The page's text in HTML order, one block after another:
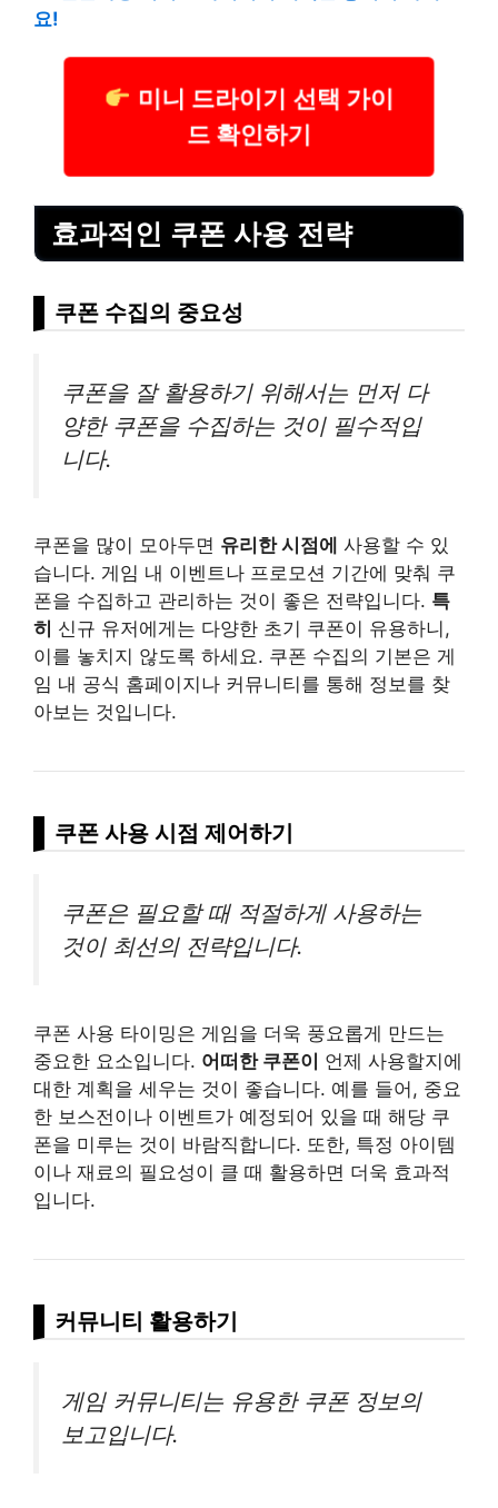
요!
미니 드라이기 선택 가이
드 확인하기
효과적인 쿠폰 사용 전략
쿠폰 수집의 중요성
쿠폰을 잘 활용하기 위해서는 먼저 다
양한 쿠폰을 수집하는 것이 필수적입
니다.
쿠폰을 많이 모아두면 유리한 시점에 사용할 수 있
습니다. 게임 내 이벤트나 프로모션 기간에 맞춰 쿠
폰을 수집하고 관리하는 것이 좋은 전략입니다. 특
히 신규 유저에게는 다양한 초기 쿠폰이 유용하니,
이를 놓치지 않도록 하세요. 쿠폰 수집의 기본은 게
임 내 공식 홈페이지나 커뮤니티를 통해 정보를 찾
아보는 것입니다.
쿠폰 사용 시점 제어하기
쿠폰은 필요할 때 적절하게 사용하는
것이 최선의 전략입니다.
쿠폰 사용 타이밍은 게임을 더욱 풍요롭게 만드는
중요한 요소입니다. 어떠한 쿠폰이 언제 사용할지에
대한 계획을 세우는 것이 좋습니다. 예를 들어, 중요
한 보스전이나 이벤트가 예정되어 있을 때 해당 쿠
폰을 미루는 것이 바람직합니다. 또한, 특정 아이템
이나 재료의 필요성이 클 때 활용하면 더욱 효과적
입니다.
커뮤니티 활용하기
게임 커뮤니티는 유용한 쿠폰 정보의
보고입니다.